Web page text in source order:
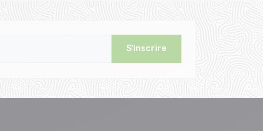
S'inscrire